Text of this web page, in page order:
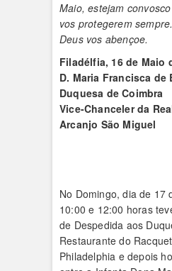
Maio, estejam
vos protegerem sempre.
Deus vos abençoe.
Filadélfia, 16 de Maio
D. Maria Francisca de
Duquesa de Coimbra
Vice-Chanceler da
Arcanjo São Miguel
No Domingo, dia de 17
10:00 e 12:00 horas
de Despedida aos
Restaurante do
Philadelphia e depois